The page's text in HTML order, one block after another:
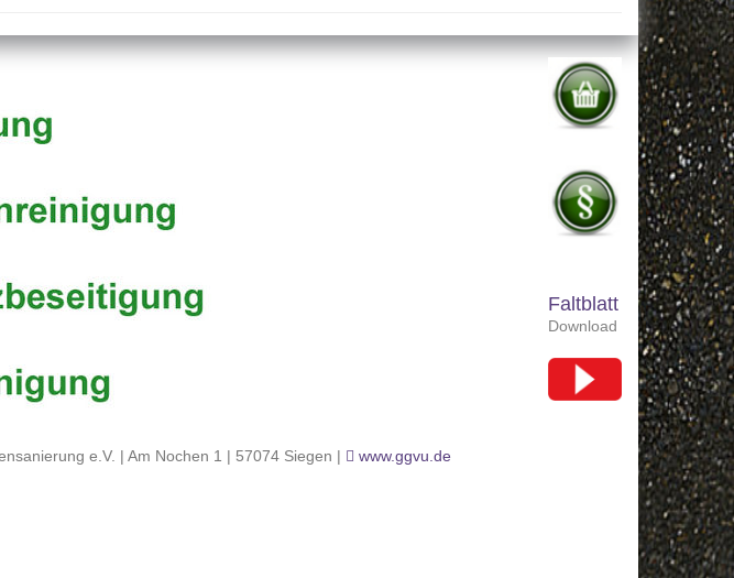
e.V. | Am Nochen 1 | 57074 Siegen | www.ggvu.de
Faltblatt
Download